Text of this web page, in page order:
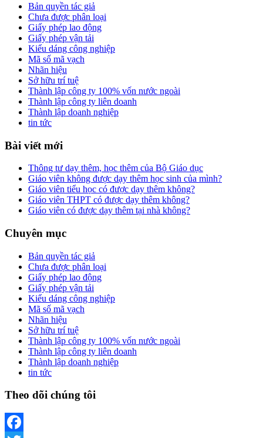
Bản quyền tác giả
Chưa được phân loại
Giấy phép lao động
Giấy phép vận tải
Kiểu dáng công nghiệp
Mã số mã vạch
Nhãn hiệu
Sở hữu trí tuệ
Thành lập công ty 100% vốn nước ngoài
Thành lập công ty liên doanh
Thành lập doanh nghiệp
tin tức
Bài viết mới
Thông tư dạy thêm, học thêm của Bộ Giáo dục
Giáo viên không được dạy thêm học sinh của mình?
Giáo viên tiểu học có được dạy thêm không?
Giáo viên THPT có được dạy thêm không?
Giáo viên có được dạy thêm tại nhà không?
Chuyên mục
Bản quyền tác giả
Chưa được phân loại
Giấy phép lao động
Giấy phép vận tải
Kiểu dáng công nghiệp
Mã số mã vạch
Nhãn hiệu
Sở hữu trí tuệ
Thành lập công ty 100% vốn nước ngoài
Thành lập công ty liên doanh
Thành lập doanh nghiệp
tin tức
Theo dõi chúng tôi